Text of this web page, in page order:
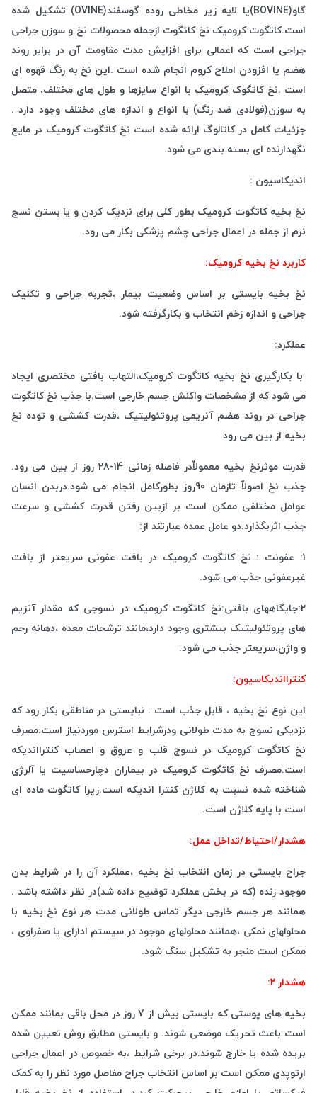
گاو(BOVINE)یا لایه زیر مخاطی روده گوسفند(OVINE) تشکیل شده
است.کاتگوت کرومیک نخ کاتگوت ازجمله محصولات نخ و سوزن جراحی
جراحی است که اعمالی برای افزایش مدت مقاومت آن در برابر روند
هضم یا افزودن املاح کروم انجام شده است .این نخ به رنگ قهوه ای
است .نخ کاتگوک کرومیک با انواع سایزها و طول های مختلف، متصل
به سوزن(فولادی ضد زنگ) با انواع و اندازه های مختلف وجود دارد .
جزئیات کامل در کاتالوگ ارائه شده است نخ کاتگوت کرومیک در مایع
نگهدارنده ای بسته بندی می شود.
اندیکاسیون :
نخ بخیه کاتگوت کرومیک بطور کلی برای نزدیک کردن و یا بستن نسج
نرم از جمله در اعمال جراحی چشم پزشکی بکار می رود.
کاربرد نخ بخیه کرومیک:
نخ بخیه بایستی بر اساس وضعیت بیمار ،تجربه جراحی و تکنیک
جراحی و اندازه زخم انتخاب و بکارگرفته شود.
عملکرد:
با بکارگیری نخ بخیه کاتگوت کرومیک،التهاب بافتی مختصری ایجاد
می شود که از مشخصات واکنش جسم خارجی است.با جذب نخ کاتگوت
جراحی در روند هضم آنریمی پروتئولیتیک ،قدرت کششی و توده نخ
بخیه از بین می رود.
قدرت موثرنخ بخیه معمولاٌدر فاصله زمانی 14-28 روز از بین می رود.
جذب نخ اصولاٌ تازمان 90روز بطورکامل انجام می شود.دربدن انسان
عوامل مختلفی ممکن است بر ازبین رفتن قدرت کششی و سرعت
جذب اثربگذارد.دو عامل عمده عبارتند از:
1: عفونت : نخ کاتگوت کرومیک در بافت عفونی سریعتر از بافت
غیرعفونی جذب می شود.
2:جایگاههای بافتی:نخ کاتگوت کرومیک در نسوجی که مقدار آنزیم
های پروتئولیتیک بیشتری وجود دارد،مانند ترشحات معده ،دهانه رحم
و واژن،سریعتر جذب می شود.
کنترااندیکاسیون:
این نوع نخ بخیه ، قابل جذب است . نبایستی در مناطقی بکار رود که
نزدیکی نسوج به مدت طولانی ودرشرایط استرس موردنیاز است.مصرف
نخ کاتگوت کرومیک در نسوج قلب و عروق و اعصاب کنترااندیکه
است.مصرف نخ کاتگوت کرومیک در بیماران دچارحساسیت یا آلرژی
شناخته شده نسبت به کلاژن کنترا اندیکه است.زیرا کاتگوت ماده ای
است با پایه کلاژن است.
هشدار/احتیاط/تداخل عمل:
جراح بایستی در زمان انتخاب نخ بخیه ،عملکرد آن را در شرایط بدن
موجود زنده (که در بخش عملکرد توضیح داده شد)در نظر داشته باشد .
همانند هر جسم خارجی دیگر تماس طولانی مدت هر نوع نخ بخیه با
محلولهای نمکی ،همانند محلولهای موجود در سیستم ادارای یا صفراوی ،
ممکن است منجر به تشکیل سنگ شود.
هشدار ۲:
بخیه های پوستی که بایستی بیش از 7 روز در محل باقی بمانند ممکن
است باعث تحریک موضعی شوند. و بایستی مطابق روش تعیین شده
بریده شده یا خارج شوند.در برخی شرایط ،به خصوص در اعمال جراحی
ارتوپدی ممکن است بر اساس انتخاب جراح مفاصل مورد نظر را به کمک